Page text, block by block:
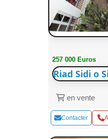
257 000 Euros
Riad Sidi o
en vente
Contacter